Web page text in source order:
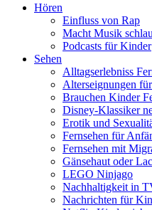
Hören
Einfluss von Rap
Macht Musik schlau
Podcasts für Kinder
Sehen
Alltagserlebniss
Alterseignungen
Brauchen Kinder
Disney-Klassiker
Erotik und
Fernsehen für
Fernsehen mit
Gänsehaut oder
LEGO Ninjago
Nachhaltigkeit in
Nachrichten für